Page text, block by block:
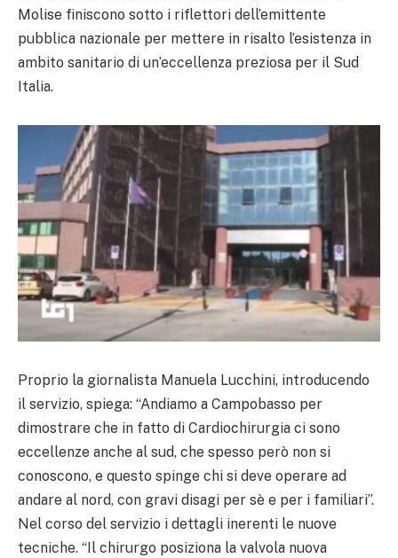
Molise finiscono sotto i riflettori dell’emittente
pubblica nazionale per mettere in risalto l’esistenza in
ambito sanitario di un’eccellenza preziosa per il Sud
Italia.
Proprio la giornalista Manuela Lucchini, introducendo
il servizio, spiega: “Andiamo a Campobasso per
dimostrare che in fatto di Cardiochirurgia ci sono
eccellenze anche al sud, che spesso però non si
conoscono, e questo spinge chi si deve operare ad
andare al nord, con gravi disagi per sè e per i familiari”.
Nel corso del servizio i dettagli inerenti le nuove
tecniche. “Il chirurgo posiziona la valvola nuova